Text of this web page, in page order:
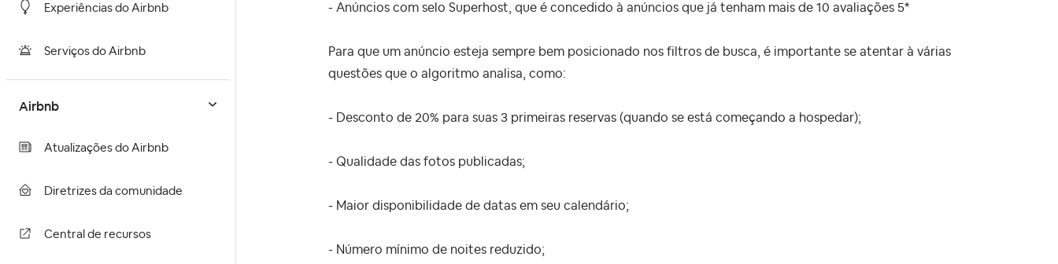
Experiências do Airbnb
Serviços do Airbnb
Airbnb
Atualizações do Airbnb
Diretrizes da comunidade
Central de recursos
- Anúncios com selo Superhost, que é concedido à anúncios que já tenham mais de 10 avaliações 5*
Para que um anúncio esteja sempre bem posicionado nos filtros de busca, é importante se atentar à várias
questões que o algoritmo analisa, como:
- Desconto de 20% para suas 3 primeiras reservas (quando se está começando a hospedar);
- Qualidade das fotos publicadas;
- Maior disponibilidade de datas em seu calendário;
- Número mínimo de noites reduzido;